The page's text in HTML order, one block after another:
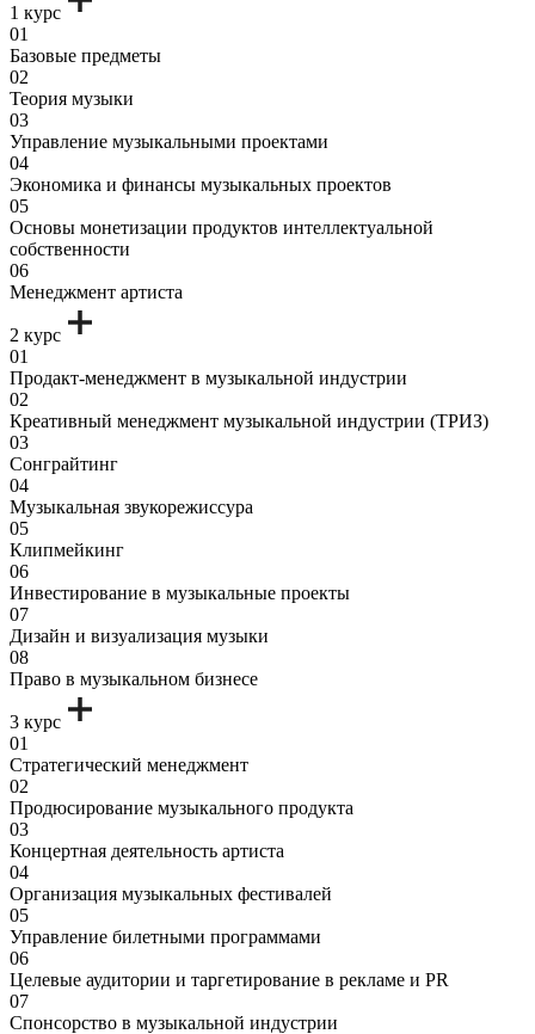
1 курс
01
Базовые предметы
02
Теория музыки
03
Управление музыкальными проектами
04
Экономика и финансы музыкальных проектов
05
Основы монетизации продуктов интеллектуальной
собственности
06
Менеджмент артиста
2 курс
01
Продакт-менеджмент в музыкальной индустрии
02
Креативный менеджмент музыкальной индустрии (ТРИЗ)
03
Сонграйтинг
04
Музыкальная звукорежиссура
05
Клипмейкинг
06
Инвестирование в музыкальные проекты
07
Дизайн и визуализация музыки
08
Право в музыкальном бизнесе
3 курс
01
Стратегический менеджмент
02
Продюсирование музыкального продукта
03
Концертная деятельность артиста
04
Организация музыкальных фестивалей
05
Управление билетными программами
06
Целевые аудитории и таргетирование в рекламе и PR
07
Спонсорство в музыкальной индустрии